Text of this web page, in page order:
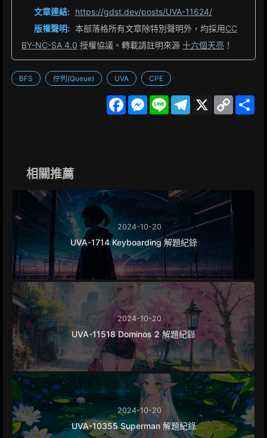
文章連結: https://gdst.dev/posts/UVA-11624/
版權聲明: 本部落格所有文章除特別聲明外，均採用CC
BY-NC-SA 4.0 授權協議。轉載請註明來源 十六個天亮 ！
BFS 佇列(Queue) UVA CPE
F
M
L
X
C
相關推薦
2024-10-20
UVA-1714 Keyboarding 解題紀錄
2024-10-20
UVA-11518 Dominos 2 解題紀錄
2024-10-20
UVA-10355 Superman 解題紀錄